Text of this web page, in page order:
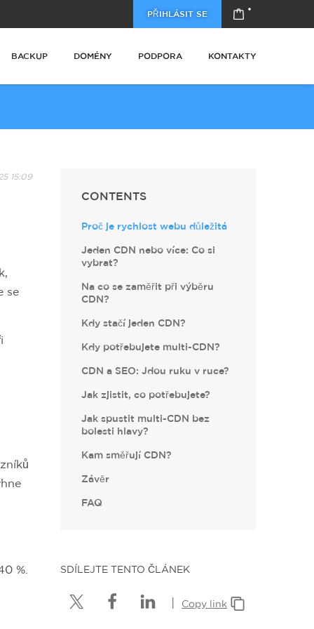
PŘIHLÁSIT SE
BACKUP DOMÉNY PODPORA KONTAKTY
15:09
se
%.
CONTENTS
Proč je rychlost webu důležitá
Jeden CDN nebo více: Co si
vybrat?
Na co se zaměřit při výběru
CDN?
Kdy stačí jeden CDN?
Kdy potřebujete multi-CDN?
CDN a SEO: Jdou ruku v ruce?
Jak zjistit, co potřebujete?
Jak spustit multi-CDN bez
bolesti hlavy?
Kam směřují CDN?
Závěr
FAQ
SDÍLEJTE TENTO ČLÁNEK
Copy link